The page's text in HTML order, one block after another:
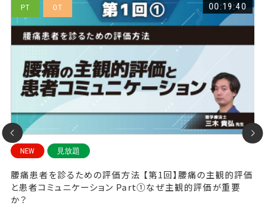
PT OT 00:19:40
NEW 見放題
腰痛患者を診るための評価方法 【第1回】腰痛の主観的評価
と患者コミュニケーション Part①なぜ主観的評価が重要
か？